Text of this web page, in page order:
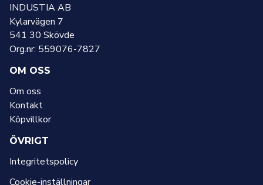
INDUSTIA AB
Kylarvägen 7
541 30 Skövde
Org.nr: 559076-7827
OM OSS
Om oss
Kontakt
Köpvillkor
ÖVRIGT
Integritetspolicy
Cookie-inställningar